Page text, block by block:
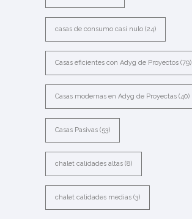
casas de consumo casi nulo (24)
Casas eficientes con Adyg de Proyectos (79)
Casas modernas en Adyg de Proyectas (40)
Casas Pasivas (53)
chalet calidades altas (8)
chalet calidades medias (3)